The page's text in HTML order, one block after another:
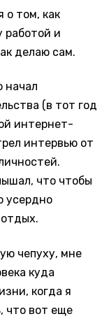
о том, как
работой и
делаю сам.
начал
(в тот год
интернет-
интервью от
что чтобы
усердно
чепуху, мне
куда
когда я
что вот еще